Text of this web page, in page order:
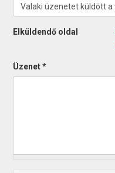
Elküldendő oldal
Üzenet*